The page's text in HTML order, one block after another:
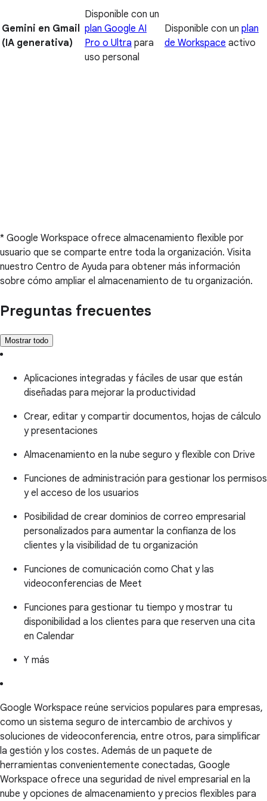
Gemini en Gmail
(IA generativa)
Disponible con un
plan Google AI
Pro o Ultra para
uso personal
Disponible con un plan
de Workspace activo
* Google Workspace ofrece almacenamiento flexible por
usuario que se comparte entre toda la organización. Visita
nuestro Centro de Ayuda para obtener más información
sobre cómo ampliar el almacenamiento de tu organización.
Preguntas frecuentes
Mostrar todo
Aplicaciones integradas y fáciles de usar que están
diseñadas para mejorar la productividad
Crear, editar y compartir documentos, hojas de cálculo
y presentaciones
Almacenamiento en la nube seguro y flexible con Drive
Funciones de administración para gestionar los permisos
y el acceso de los usuarios
Posibilidad de crear dominios de correo empresarial
personalizados para aumentar la confianza de los
clientes y la visibilidad de tu organización
Funciones de comunicación como Chat y las
videoconferencias de Meet
Funciones para gestionar tu tiempo y mostrar tu
disponibilidad a los clientes para que reserven una cita
en Calendar
Y más
Google Workspace reúne servicios populares para empresas,
como un sistema seguro de intercambio de archivos y
soluciones de videoconferencia, entre otros, para simplificar
la gestión y los costes. Además de un paquete de
herramientas convenientemente conectadas, Google
Workspace ofrece una seguridad de nivel empresarial en la
nube y opciones de almacenamiento y precios flexibles para